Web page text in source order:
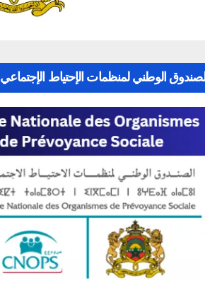
الوطني لمنظمات الإحتياط الإجتماعي